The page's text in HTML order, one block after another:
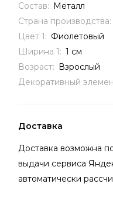
Состав: Металл
Страна производства:
Цвет 1: Фиолетовый
Ширина 1: 1 см
Возраст: Взрослый
Декоративный
Доставка
Доставка возможна
выдачи сервиса
автоматически